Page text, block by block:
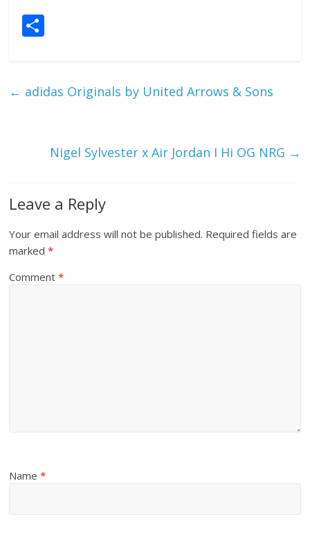
e
← adidas Originals by United Arrows & Sons
Nigel Sylvester x Air Jordan I Hi OG NRG →
Leave a Reply
Your email address will not be published. Required fields are
marked*
Comment*
Name*